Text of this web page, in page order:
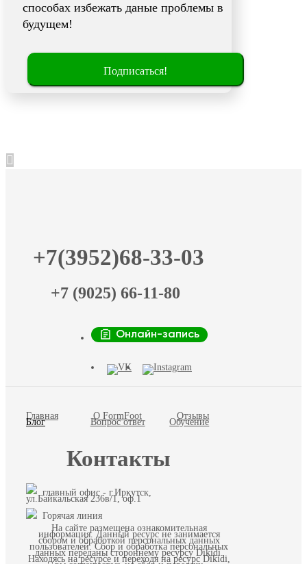
способах избежать даные проблемы в
будущем!
Подписаться!
+7(3952)68-33-03
+7 (9025) 66-11-80
Онлайн-запись
Главная О FormFoot Отзывы
Блог Вопрос ответ Обучение
Контакты
главный офис - г.Иркутск,
ул.Байкальская 236в/1, оф.1
Горячая линия
На сайте размещена ознакомительная
информация. Данный ресурс не занимается
сбором и обработкой персональных данных
пользователей. Сбор и обработка персональных
данных переданы стороннему ресурсу Dikidi.
Находясь на ресурсе и переходя на ресурс Dikidi,